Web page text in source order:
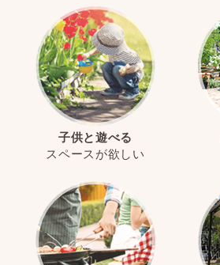
子供と遊べる
スペースが欲しい